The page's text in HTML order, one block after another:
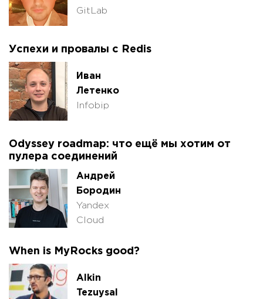
GitLab
Успехи и провалы с Redis
Иван
Летенко
Infobip
Odyssey roadmap: что ещё мы хотим от
пулера соединений
Андрей
Бородин
Yandex
Cloud
When is MyRocks good?
Alkin
Tezuysal